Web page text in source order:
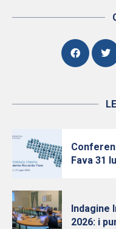
Fava 31 luglio
2026: i